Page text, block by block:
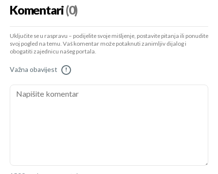
Komentari(0)
Uključite se u raspravu – podijelite svoje mišljenje, postavite pitanja ili ponudite
svoj pogled na temu. Vaš komentar može potaknuti zanimljiv dijalog i
obogatiti zajednicu našeg portala.
Važna obavijest !